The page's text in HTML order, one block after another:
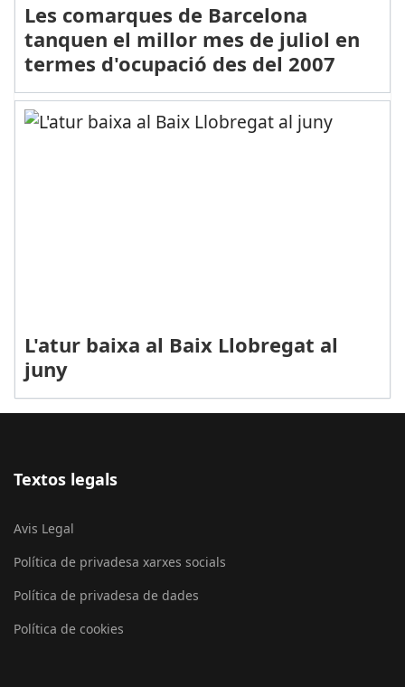
Les comarques de Barcelona
tanquen el millor mes de juliol en
termes d'ocupació des del 2007
L'atur baixa al Baix Llobregat al
juny
Textos legals
Avis Legal
Política de privadesa xarxes socials
Política de privadesa de dades
Política de cookies